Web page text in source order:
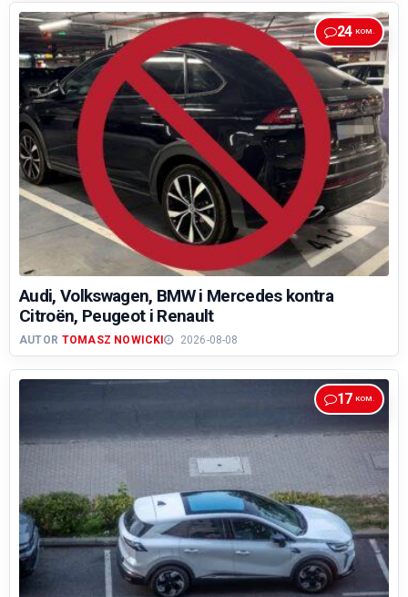
Audi, Volkswagen, BMW i Mercedes kontra
Citroën, Peugeot i Renault
AUTOR TOMASZ NOWICKI 2026-08-08
24
17